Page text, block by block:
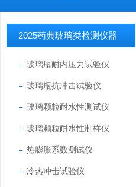
2025药典玻璃类检测仪器
玻璃瓶耐内压力试验仪
玻璃瓶抗冲击试验仪
玻璃颗粒耐水性测试仪
玻璃颗粒耐水性制样仪
热膨胀系数测试仪
冷热冲击试验仪